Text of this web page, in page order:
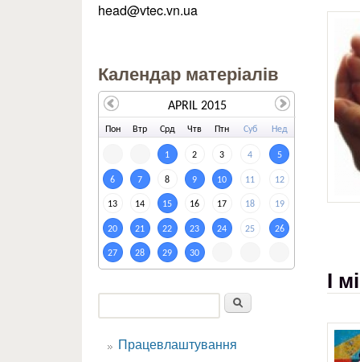
І
head@vtec.vn.ua
Календар матеріалів
Пон Втр Срд Чтв Птн Суб Нед
1 2 3 4 5
6 7 8 9 10 11 12
13 14 15 16 17 18 19
20 21 22 23 24 25 26
27 28 29 30
APRIL 2015
Пошукова форма
Працевлаштування